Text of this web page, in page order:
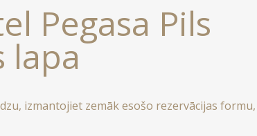
Pegasa Pils
lapa
izmantojiet zemāk esošo rezervācijas